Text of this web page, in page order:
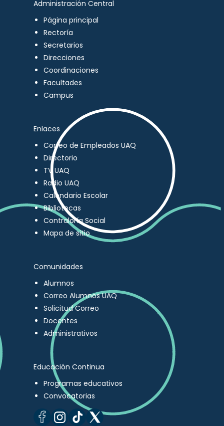
Administración Central
Página principal
Rectoría
Secretarios
Direcciones
Coordinaciones
Facultades
Campus
Enlaces
Correo de Empleados UAQ
Directorio
TV UAQ
Radio UAQ
Calendario Escolar
Bibliotecas
Contraloría Social
Mapa de sitio
Comunidades
Alumnos
Correo Alumnos UAQ
Solicitud Correo
Docentes
Administrativos
Educación Continua
Programas educativos
Convocatorias